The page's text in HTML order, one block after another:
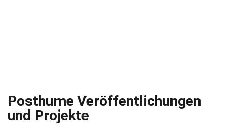
Posthume Veröffentlichungen
und Projekte